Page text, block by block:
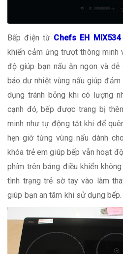
Bếp điện từ Chefs EH MIX534
khiển cảm ứng trượt thông
độ giúp bạn nấu ăn ngon và dễ
báo dư nhiệt vùng nấu giúp
dụng tránh bỏng khi có lượng
cạnh đó, bếp được trang bị
minh như tự động tắt khi để
hẹn giờ từng vùng nấu dành
khóa trẻ em giúp bếp vẫn hoạt
phím trên bảng điều khiển
tình trạng trẻ sờ tay vào làm
giúp bạn an tâm khi sử dụng bếp.